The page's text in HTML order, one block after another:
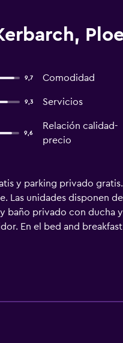
9,7 Comodidad
9,3 Servicios
9,6
Relación calidad-
precio
y parking privado
Las unidades disponen
baño privado con ducha
En el bed and
los alrededores o
a 23 km. El aeropuerto